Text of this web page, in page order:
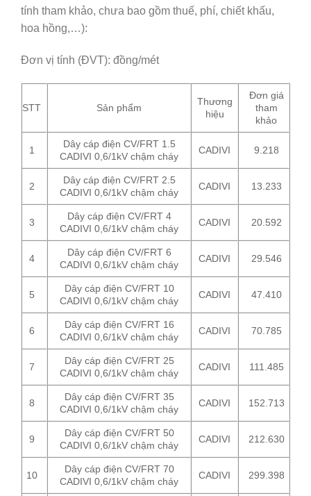
tính tham khảo, chưa bao gồm thuế, phí, chiết khấu,
hoa hồng,…):
Đơn vị tính (ĐVT): đồng/mét
STT Sản phẩm
Thương
hiệu
Đơn giá
tham
khảo
1
Dây cáp điện CV/FRT 1.5
CADIVI 0,6/1kV chậm cháy
CADIVI 9.218
2
Dây cáp điện CV/FRT 2.5
CADIVI 0,6/1kV chậm cháy
CADIVI 13.233
3
Dây cáp điện CV/FRT 4
CADIVI 0,6/1kV chậm cháy
CADIVI 20.592
4
Dây cáp điện CV/FRT 6
CADIVI 0,6/1kV chậm cháy
CADIVI 29.546
5
Dây cáp điện CV/FRT 10
CADIVI 0,6/1kV chậm cháy
CADIVI 47.410
6
Dây cáp điện CV/FRT 16
CADIVI 0,6/1kV chậm cháy
CADIVI 70.785
7
Dây cáp điện CV/FRT 25
CADIVI 0,6/1kV chậm cháy
CADIVI 111.485
8
Dây cáp điện CV/FRT 35
CADIVI 0,6/1kV chậm cháy
CADIVI 152.713
9
Dây cáp điện CV/FRT 50
CADIVI 0,6/1kV chậm cháy
CADIVI 212.630
10
Dây cáp điện CV/FRT 70
CADIVI 0,6/1kV chậm cháy
CADIVI 299.398